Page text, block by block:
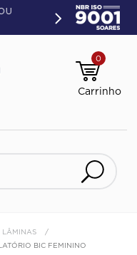
0
LÂMINAS
BIC FEMININO